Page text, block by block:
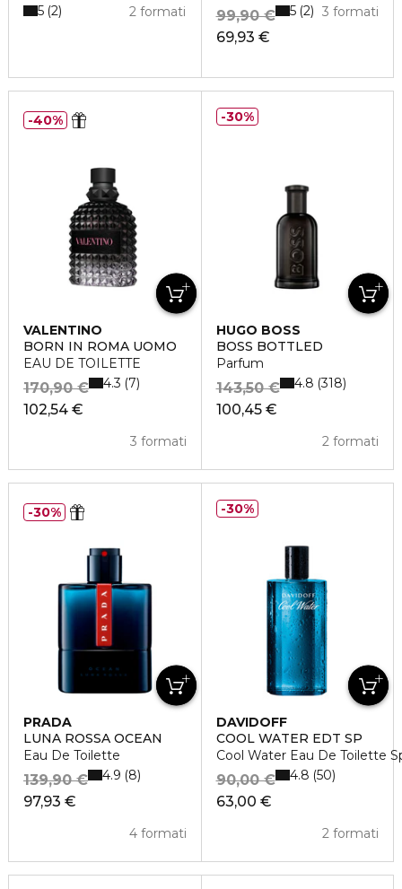
2 formati
5 2
69,93 €
99,90 € 3 formati
5 2
VALENTINO
BORN IN ROMA UOMO
EAU DE TOILETTE
102,54 €
170,90 €
3 formati
4.3 7
40%
HUGO BOSS
BOSS BOTTLED
Parfum
100,45 €
143,50 €
2 formati
4.8 318
30%
PRADA
LUNA ROSSA OCEAN
Eau De Toilette
97,93 €
139,90 €
4 formati
4.9 8
30%
DAVIDOFF
COOL WATER EDT SP
Cool Water Eau De Toilette
63,00 €
90,00 €
2 formati
4.8 50
30%